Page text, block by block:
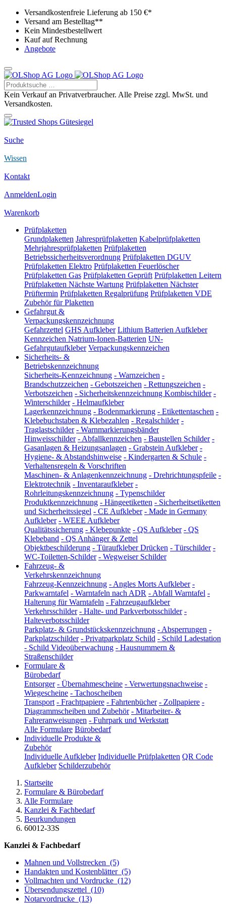
Versandkostenfreie Lieferung ab 150 €*
Versand am Bestelltag**
Kein Mindestbestellwert
Kauf auf Rechnung
Angebote
Kein Verkauf an Privatverbraucher. Alle Preise zzgl. MwSt. und
Versandkosten.
Suche
Wissen
Kontakt
AnmeldenLogin
Warenkorb
Prüfplaketten
Grundplaketten Jahresprüfplaketten Kabelprüfplaketten
Mehrjahresprüfplaketten Prüfplaketten
Betriebssicherheitsverordnung Prüfplaketten DGUV
Prüfplaketten Elektro Prüfplaketten Feuerlöscher
Prüfplaketten Gas Prüfplaketten Geprüft Prüfplaketten Leitern
Prüfplaketten Nächste Wartung Prüfplaketten Nächster
Prüftermin Prüfplaketten Regalprüfung Prüfplaketten VDE
Zubehör für Plaketten
Gefahrgut &
Verpackungskennzeichnung
Gefahrzettel GHS Aufkleber Lithium Batterien Aufkleber
Kennzeichen Natrium-Ionen-Batterien UN-
Gefahrgutaufkleber Verpackungskennzeichen
Sicherheits- &
Betriebskennzeichnung
Sicherheits-Kennzeichnung - Warnzeichen -
Brandschutzzeichen - Gebotszeichen - Rettungszeichen -
Verbotszeichen - Sicherheitskennzeichnung Kombischilder -
Winterschilder - Helmaufkleber
Lagerkennzeichnung - Bodenmarkierung - Etikettentaschen -
Klebebuchstaben & Klebezahlen - Regalschilder -
Traglastschilder - Warnmarkierungsbänder
Hinweisschilder - Abfallkennzeichen - Baustellen Schilder -
Gasanlagen & Heizungsanlagen - Grabstein Aufkleber -
Hygiene- & Abstandshinweise - Kindergarten & Schule -
Verhaltensregeln & Vorschriften
Maschinen- & Anlagenkennzeichnung - Drehrichtungspfeile -
Elektrotechnik - Inventaraufkleber -
Rohrleitungskennzeichnung - Typenschilder
Produktkennzeichnung - Hängeetiketten - Sicherheitsetiketten
und Sicherheitssiegel - CE Aufkleber - Made in Germany
Aufkleber - WEEE Aufkleber
Qualitätssicherung - Klebepunkte - QS Aufkleber - QS
Klebeband - QS Anhänger & Zettel
Objektbeschilderung - Türaufkleber Drücken - Türschilder -
WC-Toiletten-Schilder - Wegweiser Schilder
Fahrzeug- &
Verkehrskennzeichnung
Fahrzeug-Kennzeichnung - Angles Morts Aufkleber -
Parkwarntafel - Warntafeln nach ADR - Abfall Warntafel -
Halterung für Warntafeln - Fahrzeugaufkleber
Verkehrsschilder - Halte- und Parkverbotsschilder -
Halteverbotsschilder
Parkplatz- & Grundstückskennzeichnung - Absperrungen -
Parkplatzschilder - Privatparkplatz Schild - Schild Ladestation
- Schild Videoüberwachung - Hausnummern &
Straßenschilder
Formulare &
Bürobedarf
Entsorger - Übernahmescheine - Verwertungsnachweise -
Wiegescheine - Tachoscheiben
Transport - Frachtpapiere - Fahrtenbücher - Zollpapiere -
Diagrammscheiben und Zubehör - Mitarbeiter- &
Fahreranweisungen - Fuhrpark und Werkstatt
Alle Formulare Bürobedarf
Individuelle Produkte &
Zubehör
Individuelle Aufkleber Individuelle Prüfplaketten QR Code
Aufkleber Schilderzubehör
Startseite
Formulare & Bürobedarf
Alle Formulare
Kanzlei & Fachbedarf
Beurkundungen
60012-33S
Kanzlei & Fachbedarf
Mahnen und Vollstrecken (5)
Handakten und Kostenblätter (5)
Vollmachten und Vordrucke (12)
Übersendungszettel (10)
Notarvordrucke (13)